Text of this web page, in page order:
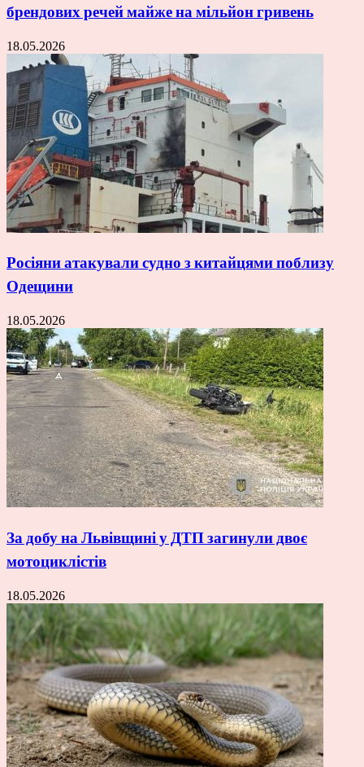
брендових речей майже на мільйон гривень
18.05.2026
Росіяни атакували судно з китайцями поблизу
Одещини
18.05.2026
За добу на Львівщині у ДТП загинули двоє
мотоциклістів
18.05.2026